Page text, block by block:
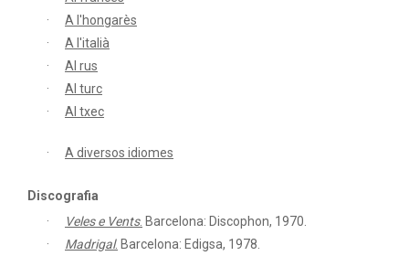
A l'hongarès
A l'italià
Al rus
Al turc
Al txec
A diversos idiomes
Discografia
Veles e Vents. Barcelona: Discophon, 1970.
Madrigal. Barcelona: Edigsa, 1978.